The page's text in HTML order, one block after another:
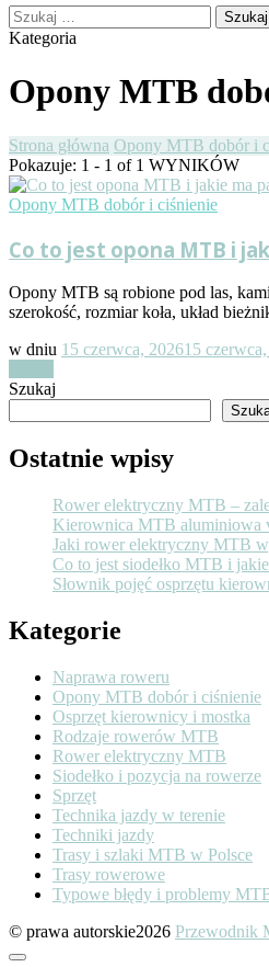
Szukaj:
Kategoria
Opony MTB
Strona główna Opony MTB dobór i
Pokazuje: 1 - 1 of 1 WYNIKÓW
Opony MTB dobór i ciśnienie
Co to jest opona MTB i
Opony MTB są robione pod las,
szerokość, rozmiar koła, układ
w dniu 15 czerwca, 202615
Szukaj
Ostatnie wpisy
Rower elektryczny MTB –
Kierownica MTB aluminiowa
Jaki rower elektryczny MTB
Co to jest siodełko MTB i
Słownik pojęć osprzętu
Kategorie
Naprawa roweru
Opony MTB dobór i ciśnienie
Osprzęt kierownicy i mostka
Rodzaje rowerów MTB
Rower elektryczny MTB
Siodełko i pozycja na rowerze
Sprzęt
Technika jazdy w terenie
Techniki jazdy
Trasy i szlaki MTB w Polsce
Trasy rowerowe
Typowe błędy i problemy
© prawa autorskie2026 Przewodnik